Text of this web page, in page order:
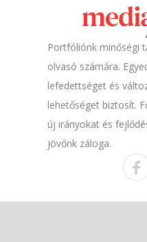
Portfóliónk minőségi
olvasó számára.
lefedettséget és
lehetőséget biztosít.
új irányokat és
jövőnk záloga.